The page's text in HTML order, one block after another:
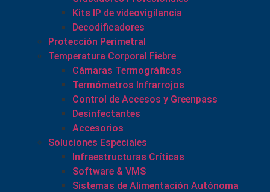
Kits IP de videovigilancia
Decodificadores
Protección Perimetral
Temperatura Corporal Fiebre
Cámaras Termográficas
Termómetros Infrarrojos
Control de Accesos y Greenpass
Desinfectantes
Accesorios
Soluciones Especiales
Infraestructuras Críticas
Software & VMS
Sistemas de Alimentación Autónoma